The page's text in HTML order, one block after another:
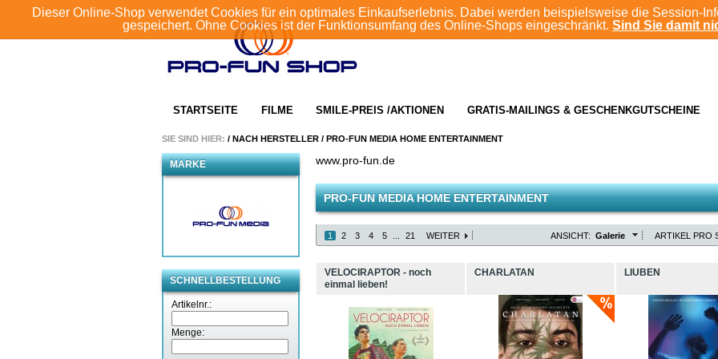
Dieser Online-Shop verwendet Cookies für ein optimales Einkaufserlebnis. Dabei werden beispielsweise die Session-
gespeichert. Ohne Cookies ist der Funktionsumfang des Online-Shops eingeschränkt. Sind Sie damit
STARTSEITE FILME SMILE-PREIS /AKTIONEN GRATIS-MAILINGS & GESCHENKGUTSCHEINE
SIE SIND HIER: / NACH HERSTELLER / PRO-FUN MEDIA HOME ENTERTAINMENT
MARKE
SCHNELLBESTELLUNG
Artikelnr.:
Menge:
www.pro-fun.de
PRO-FUN MEDIA HOME ENTERTAINMENT
1 2 3 4 5 21 WEITER ARTIKEL PRO
ANSICHT: Galerie
VELOCIRAPTOR - noch
einmal lieben!
CHARLATAN LIUBEN